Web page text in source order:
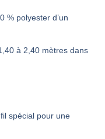
% polyester d’un
à 2,40 mètres dans
spécial pour une